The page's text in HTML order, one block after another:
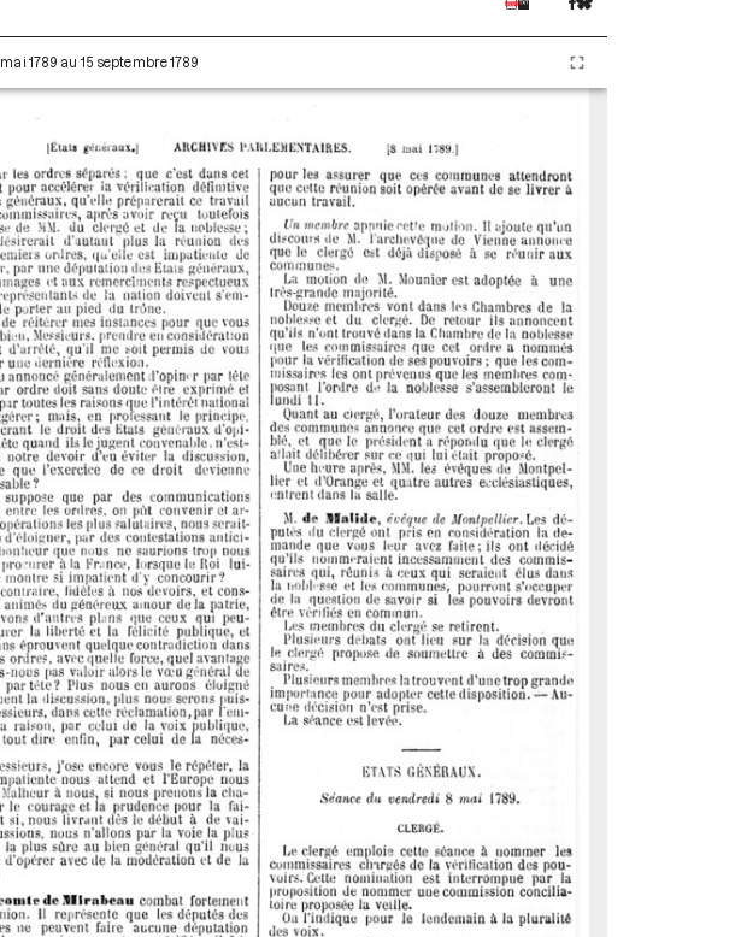
1789 au 15 septembre 1789